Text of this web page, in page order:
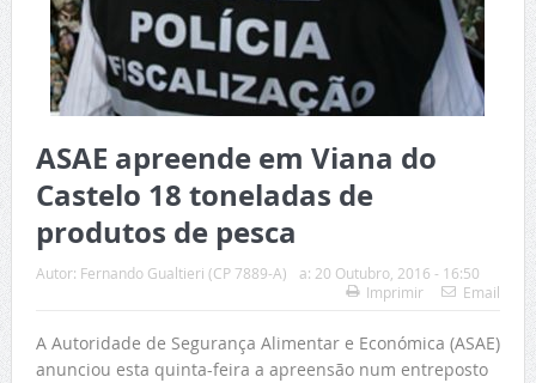
ASAE apreende em Viana do
Castelo 18 toneladas de
produtos de pesca
Autor: Fernando Gualtieri (CP 7889-A) a: 20 Outubro, 2016 - 16:50
Imprimir
Email
A Autoridade de Segurança Alimentar e Económica (ASAE)
anunciou esta quinta-feira a apreensão num entreposto